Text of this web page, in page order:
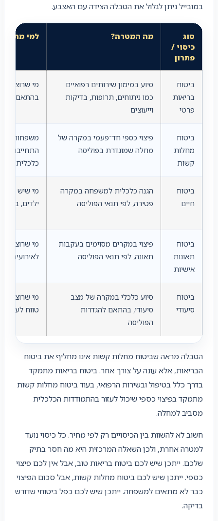
במובייל ניתן לגלול את הטבלה הצידה עם האצבע.
סוג
כיסוי /
פתרון
מה המטרה? למי
ביטוח
בריאות
פרטי
סיוע במימון שירותים רפואיים
כמו ניתוחים, תרופות, בדיקות
וייעוצים
מי שרוצה
בהתאם
ביטוח
מחלות
קשות
פיצוי כספי חד־פעמי במקרה של
מחלה שמוגדרת בפוליסה
משפחות,
כלכלית
ביטוח
חיים
הגנה כלכלית למשפחה במקרה
פטירה, לפי תנאי הפוליסה
מי שיש לו
ילדים, בן
ביטוח
תאונות
אישיות
פיצוי במקרים מסוימים בעקבות
תאונה, לפי תנאי הפוליסה
מי שרוצה
לאירועים
ביטוח
סיעודי
סיוע כלכלי במקרה של מצב
סיעודי, בהתאם להגדרות
הפוליסה
מי שרוצה
טווח
הטבלה מראה שביטוח מחלות קשות אינו מחליף את ביטוח
הבריאות, אלא עונה על צורך אחר. ביטוח בריאות מתמקד
בדרך כלל בטיפול ובשירות הרפואי, בעוד ביטוח מחלות קשות
מתמקד בפיצוי כספי שיכול לעזור בהתמודדות הכלכלית
מסביב למחלה.
חשוב לא להשוות בין הכיסויים רק לפי מחיר. כל כיסוי נועד
למטרה אחרת, ולכן השאלה המרכזית היא מה חסר בתיק
שלכם. ייתכן שיש לכם ביטוח בריאות טוב, אבל אין לכם פיצוי
כספי. ייתכן שיש לכם ביטוח מחלות קשות, אבל סכום הפיצוי
כבר לא מתאים למשפחה. ייתכן שיש לכם כפל ביטוחי שדורש
בדיקה.